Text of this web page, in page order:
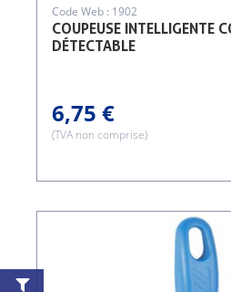
COUPEUSE INTELLIGENTE
DÉTECTABLE
Code Web : 1902
6,75 €
(TVA non comprise)